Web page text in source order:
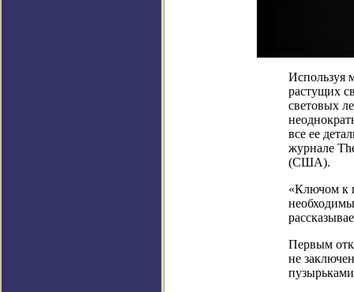
Используя
растущих
световых
все ее
журнале
(США).
«Ключом к
Первым
не